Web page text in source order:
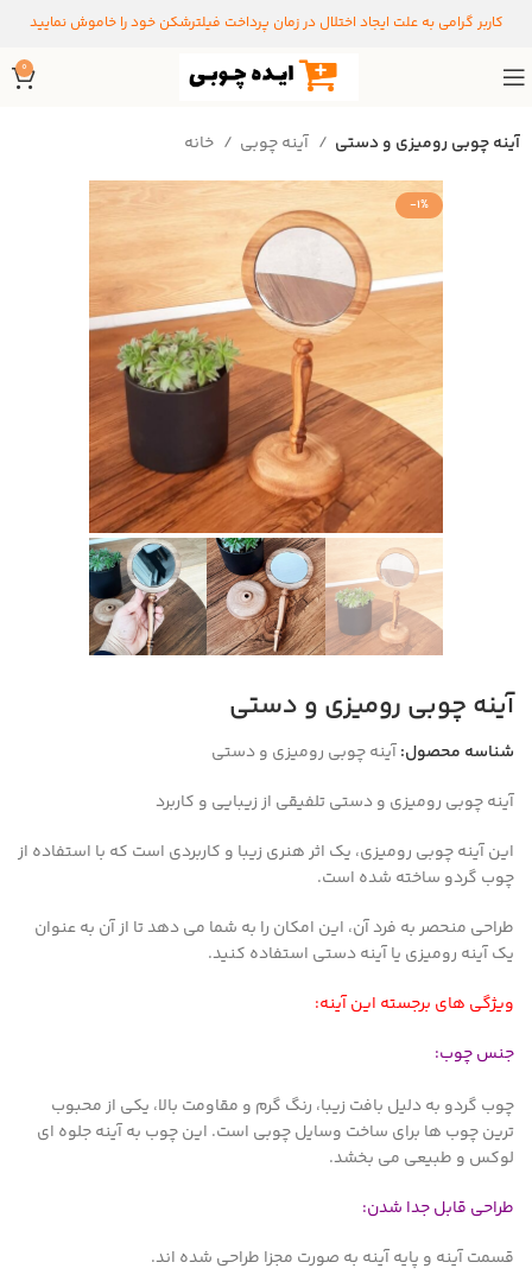
کاربر گرامی به علت ایجاد اختلال در زمان پرداخت فیلترشکن خود را خاموش نمایید
0
خانه آینه چوبی آینه چوبی رومیزی و دستی
-1%
آینه چوبی رومیزی و دستی
شناسه محصول:آینه چوبی رومیزی و دستی
آینه چوبی رومیزی و دستی تلفیقی از زیبایی و کاربرد
این آینه چوبی رومیزی، یک اثر هنری زیبا و کاربردی است که با استفاده از
چوب گردو ساخته شده است.
طراحی منحصر به فرد آن، این امکان را به شما می دهد تا از آن به عنوان
یک آینه رومیزی یا آینه دستی استفاده کنید.
ویژگی های برجسته این آینه:
جنس چوب:
چوب گردو به دلیل بافت زیبا، رنگ گرم و مقاومت بالا، یکی از محبوب
ترین چوب ها برای ساخت وسایل چوبی است. این چوب به آینه جلوه ای
لوکس و طبیعی می بخشد.
طراحی قابل جدا شدن:
قسمت آینه و پایه آینه به صورت مجزا طراحی شده اند.